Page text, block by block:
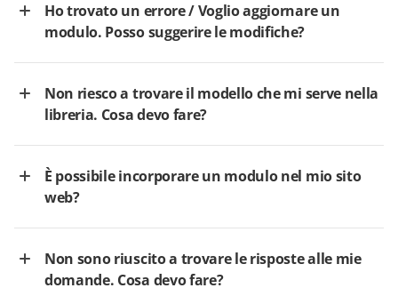
Ho trovato un errore / Voglio aggiornare un
modulo. Posso suggerire le modifiche?
Non riesco a trovare il modello che mi serve nella
libreria. Cosa devo fare?
È possibile incorporare un modulo nel mio sito
web?
Non sono riuscito a trovare le risposte alle mie
domande. Cosa devo fare?